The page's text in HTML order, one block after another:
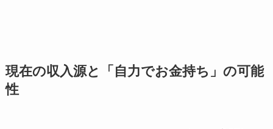
現在の収入源と「自力でお金持ち」の可能
性